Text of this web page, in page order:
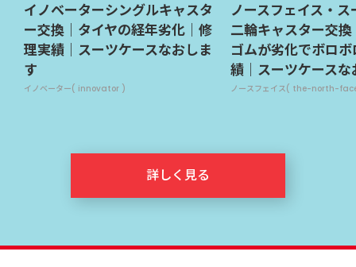
イノベーターシングルキャスタ
ー交換｜タイヤの経年劣化｜修
理実績｜スーツケースなおしま
す
イノベーター( innovator )
ノースフェイス・ス
二輪キャスター交
ゴムが劣化でボロ
績｜スーツケースな
ノースフェイス( the-north-
詳しく見る